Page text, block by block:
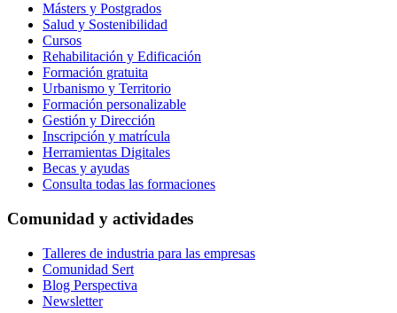
Másters y Postgrados
Salud y Sostenibilidad
Cursos
Rehabilitación y Edificación
Formación gratuita
Urbanismo y Territorio
Formación personalizable
Gestión y Dirección
Inscripción y matrícula
Herramientas Digitales
Becas y ayudas
Consulta todas las formaciones
Comunidad y actividades
Talleres de industria para las empresas
Comunidad Sert
Blog Perspectiva
Newsletter